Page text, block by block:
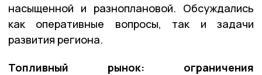
насыщенной и разноплановой. Обсуждались
как оперативные вопросы, так и задачи
развития региона.
Топливный рынок: ограничения